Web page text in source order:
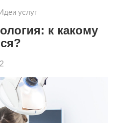
услуг
к какому